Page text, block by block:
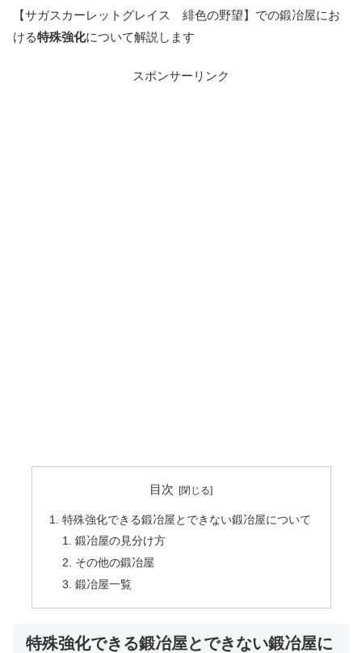
【サガスカーレットグレイス 緋色の野望】での鍛冶屋にお
ける特殊強化について解説します
スポンサーリンク
目次
特殊強化できる鍛冶屋とできない鍛冶屋について
鍛冶屋の見分け方
その他の鍛冶屋
鍛冶屋一覧
特殊強化できる鍛冶屋とできない鍛冶屋に